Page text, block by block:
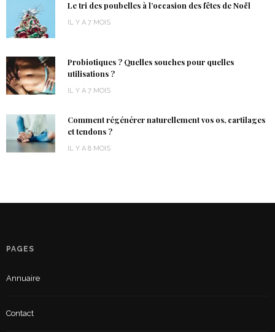
Le tri des poubelles à l’occasion des fêtes de Noël
IL Y A 7 MOIS
Probiotiques ? Quelles souches pour quelles
utilisations ?
IL Y A 7 MOIS
Comment régénérer naturellement vos os, cartilages
et tendons ?
IL Y A 8 MOIS
PAGES
Annuaire
Contact